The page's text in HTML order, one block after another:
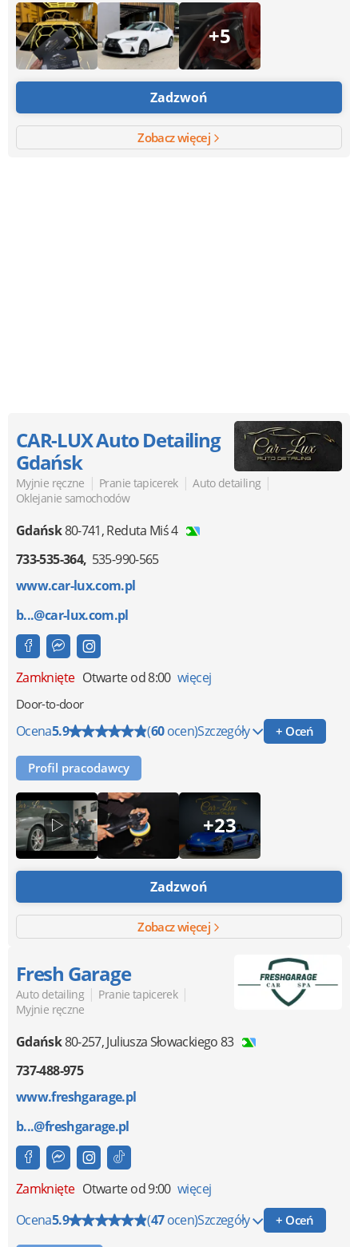
+5
Zadzwoń
Zobacz więcej
CAR-LUX Auto Detailing
Gdańsk
Myjnie ręczne | Pranie tapicerek | Auto detailing |
Oklejanie samochodów
Gdańsk80-741,Reduta Miś 4
733-535-364 535-990-565
www.car-lux.com.pl
b...@car-lux.com.pl
Zamknięte Otwarte od 8:00 więcej
Door-to-door
Ocena5.9 (60ocen)Szczegóły + Oceń
Profil pracodawcy
+23
Zadzwoń
Zobacz więcej
Fresh Garage
Auto detailing | Pranie tapicerek |
Myjnie ręczne
Gdańsk80-257,Juliusza Słowackiego 83
737-488-975
www.freshgarage.pl
b...@freshgarage.pl
Zamknięte Otwarte od 9:00 więcej
Ocena5.9 (47ocen)Szczegóły + Oceń